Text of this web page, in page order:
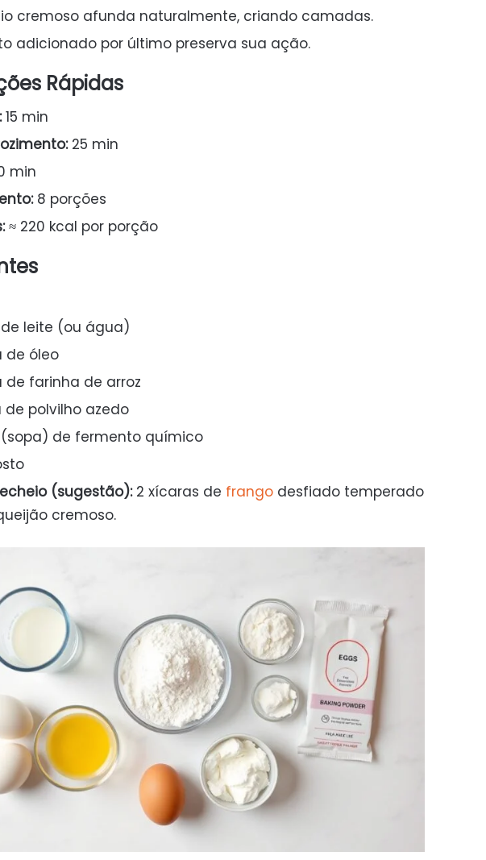
cremoso afunda naturalmente, criando camadas.
adicionado por último preserva sua ação.
Rápidas
15 min
25 min
min
8 porções
≈ 220 kcal por porção
de leite (ou água)
de óleo
de farinha de arroz
de polvilho azedo
(sopa) de fermento químico
(sugestão):2 xícaras de frango desfiado temperado
cremoso.